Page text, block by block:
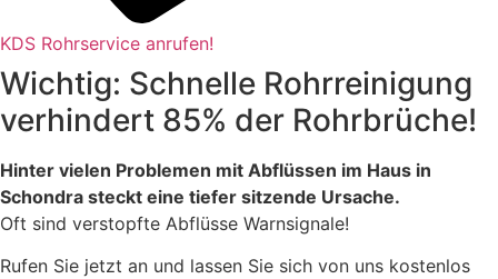
KDS Rohrservice anrufen!
Wichtig: Schnelle Rohrreinigung
verhindert 85% der Rohrbrüche!
Hinter vielen Problemen mit Abflüssen im Haus in
Schondra steckt eine tiefer sitzende Ursache.
Oft sind verstopfte Abflüsse Warnsignale!
Rufen Sie jetzt an und lassen Sie sich von uns kostenlos